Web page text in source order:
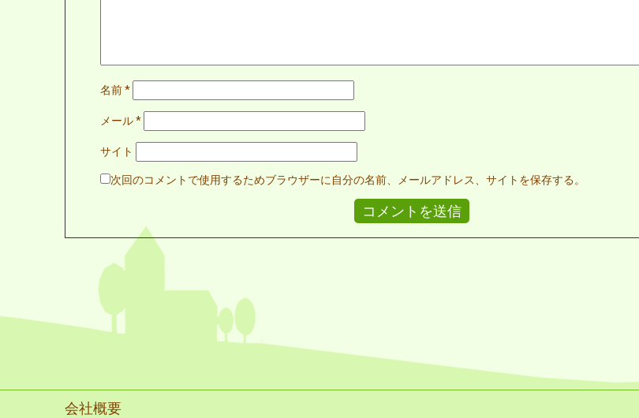
名前*
メール*
サイト
次回のコメントで使用するためブラウザーに自分の名前、メールアドレス、サイトを保存する。
会社概要